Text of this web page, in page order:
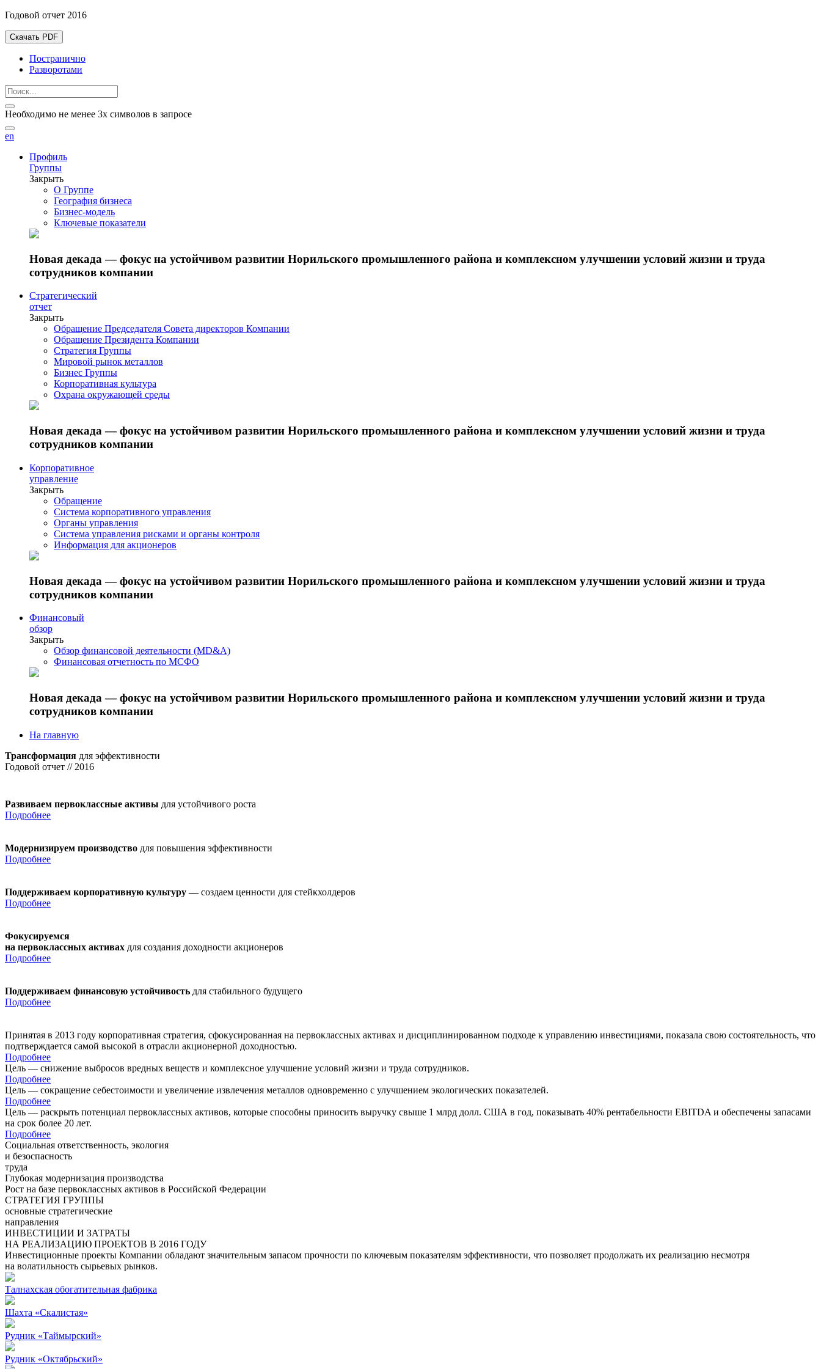
Годовой отчет 2016
Скачать PDF
Постранично
Разворотами
Необходимо не менее 3х символов в запросе
en
Профиль
Группы
Закрыть
О Группе
География бизнеса
Бизнес-модель
Ключевые показатели
Новая декада — фокус на устойчивом развитии Норильского промышленного района и комплексном улучшении условий жизни и труда
сотрудников компании
Стратегический
отчет
Закрыть
Обращение Председателя Совета директоров Компании
Обращение Президента Компании
Стратегия Группы
Мировой рынок металлов
Бизнес Группы
Корпоративная культура
Охрана окружающей среды
Новая декада — фокус на устойчивом развитии Норильского промышленного района и комплексном улучшении условий жизни и труда
сотрудников компании
Корпоративное
управление
Закрыть
Обращение
Система корпоративного управления
Органы управления
Система управления рисками и органы контроля
Информация для акционеров
Новая декада — фокус на устойчивом развитии Норильского промышленного района и комплексном улучшении условий жизни и труда
сотрудников компании
Финансовый
обзор
Закрыть
Обзор финансовой деятельности (MD&A)
Финансовая отчетность по МСФО
Новая декада — фокус на устойчивом развитии Норильского промышленного района и комплексном улучшении условий жизни и труда
сотрудников компании
На главную
Трансформация для эффективности
Годовой отчет // 2016
Развиваем первоклассные активы для устойчивого роста
Подробнее
Модернизируем производство для повышения эффективности
Подробнее
Поддерживаем корпоративную культуру —создаем ценности для стейкхолдеров
Подробнее
Фокусируемся
на первоклассных активах для создания доходности акционеров
Подробнее
Поддерживаем финансовую устойчивость для стабильного будущего
Подробнее
Принятая в 2013 году корпоративная стратегия, сфокусированная на первоклассных активах и дисциплинированном подходе к управлению инвестициями, показала свою состоятельность, что
подтверждается самой высокой в отрасли акционерной доходностью.
Подробнее
Цель — снижение выбросов вредных веществ и комплексное улучшение условий жизни и труда сотрудников.
Подробнее
Цель — сокращение себестоимости и увеличение извлечения металлов одновременно с улучшением экологических показателей.
Подробнее
Цель — раскрыть потенциал первоклассных активов, которые способны приносить выручку свыше 1 млрд долл. США в год, показывать 40% рентабельности EBITDA и обеспечены запасами
на срок более 20 лет.
Подробнее
Социальная ответственность, экология
и безоспасность
труда
Глубокая модернизация производства
Рост на базе первоклассных активов в Российской Федерации
СТРАТЕГИЯ ГРУППЫ
основные стратегические
направления
ИНВЕСТИЦИИ И ЗАТРАТЫ
НА РЕАЛИЗАЦИЮ ПРОЕКТОВ В 2016 ГОДУ
Инвестиционные проекты Компании обладают значительным запасом прочности по ключевым показателям эффективности, что позволяет продолжать их реализацию несмотря
на волатильность сырьевых рынков.
Талнахская обогатительная фабрика
Шахта «Скалистая»
Рудник «Таймырский»
Рудник «Октябрьский»